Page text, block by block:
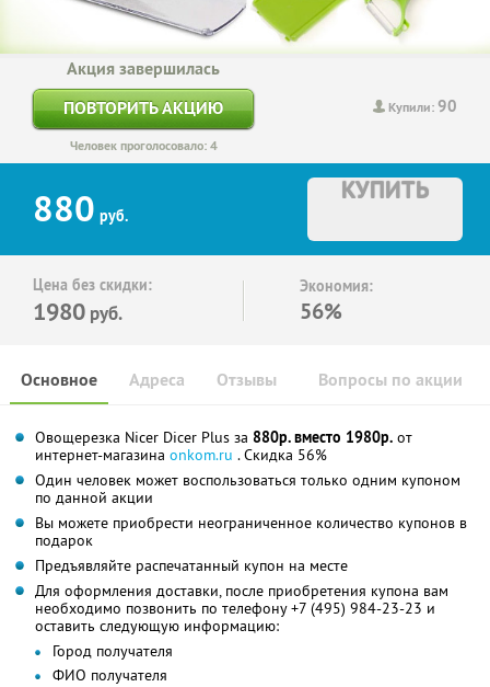
Купили:90
Акция завершилась
ПОВТОРИТЬ АКЦИЮ
Человек проголосовало: 4
880 руб.
КУПИТЬ
Цена без скидки:
1980 руб.
Экономия:
56%
Основное Отзывы Вопросы по акции
Адреса
Овощерезка Nicer Dicer Plus за 880р. вместо 1980р. от
интернет-магазина onkom.ru . Скидка 56%
Один человек может воспользоваться только одним купоном
по данной акции
Вы можете приобрести неограниченное количество купонов в
подарок
Предъявляйте распечатанный купон на месте
Для оформления доставки, после приобретения купона вам
необходимо позвонить по телефону+7 (495) 984-23-23 и
оставить следующую информацию:
Город получателя
ФИО получателя